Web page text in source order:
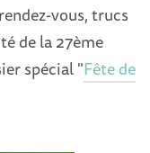
vous, trucs
de la 27ème
spécial "Fête de